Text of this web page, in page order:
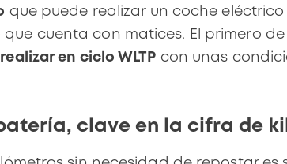
que puede realizar un coche eléctrico
que cuenta con matices. El primero
en ciclo WLTP con unas
clave en la cifra de